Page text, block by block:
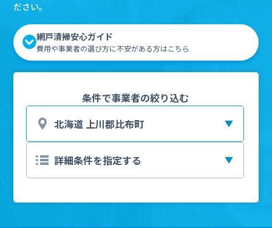
ださい。
網戸清掃安心ガイド
費用や事業者の選び方に不安がある方はこちら
条件で事業者の絞り込む